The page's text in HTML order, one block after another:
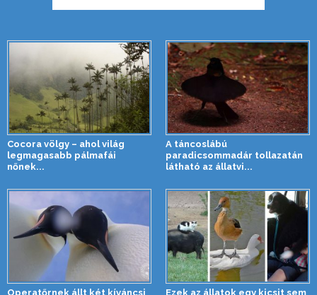
Cocora völgy – ahol világ
legmagasabb pálmafái
nőnek...
A táncoslábú
paradicsommadár tollazatán
látható az állatvi...
Operatőrnek állt két kíváncsi Ezek az állatok egy kicsit sem